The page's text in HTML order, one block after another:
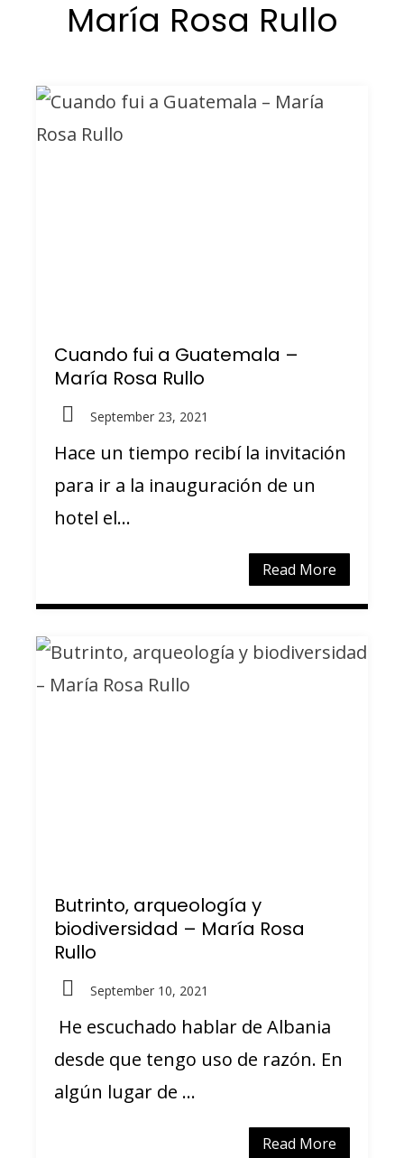
María Rosa Rullo
Cuando fui a Guatemala –
María Rosa Rullo
September 23, 2021
Hace un tiempo recibí la invitación
para ir a la inauguración de un
hotel el...
Read More
Butrinto, arqueología y
biodiversidad – María Rosa
Rullo
September 10, 2021
He escuchado hablar de Albania
desde que tengo uso de razón. En
algún lugar de ...
Read More